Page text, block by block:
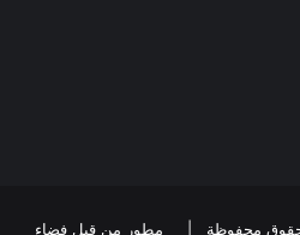
مطور من قبل فضاء